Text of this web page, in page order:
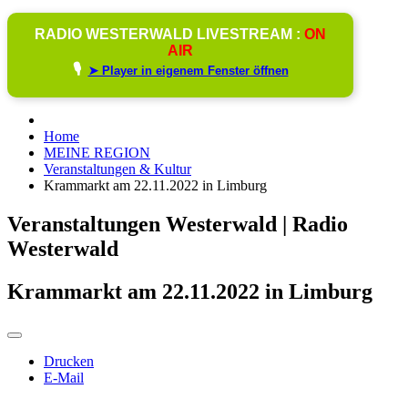
RADIO WESTERWALD LIVESTREAM : ON
AIR
🎙️ ➤ Player in eigenem Fenster öffnen
Home
MEINE REGION
Veranstaltungen & Kultur
Krammarkt am 22.11.2022 in Limburg
Veranstaltungen Westerwald | Radio
Westerwald
Krammarkt am 22.11.2022 in Limburg
Drucken
E-Mail